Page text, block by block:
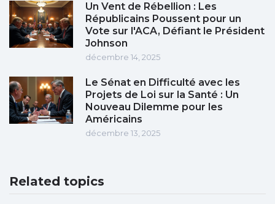
Un Vent de Rébellion : Les
Républicains Poussent pour un
Vote sur l'ACA, Défiant le Président
Johnson
décembre 14, 2025
Le Sénat en Difficulté avec les
Projets de Loi sur la Santé : Un
Nouveau Dilemme pour les
Américains
décembre 13, 2025
Related topics